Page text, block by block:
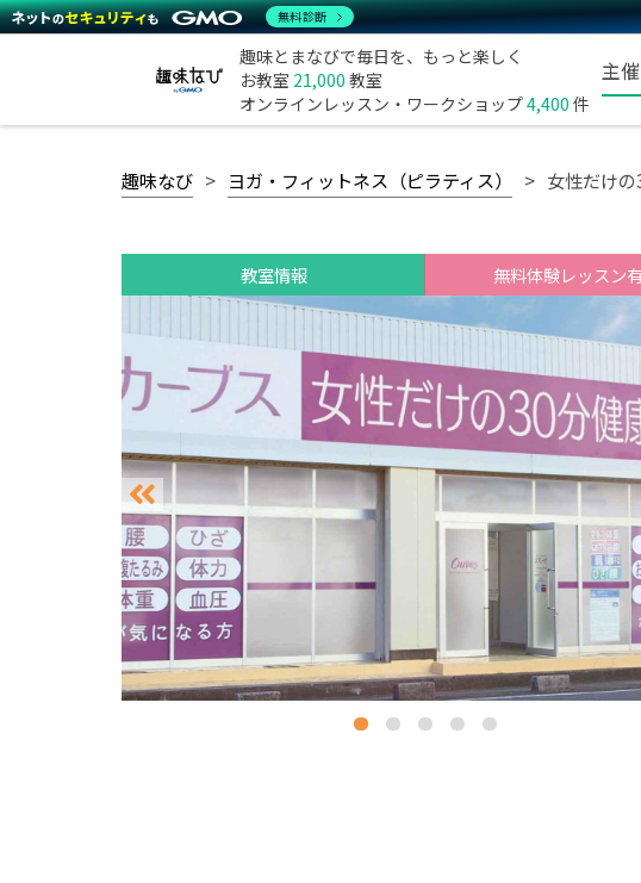
趣味とまなびで毎日を、もっと楽しく
お教室 21,000 教室
オンラインレッスン・ワークショップ4,400 件
主
趣味なび ヨガ・フィットネス（ピラティス） 女性だけ
教室情報 無料体験レッスン
無料診断